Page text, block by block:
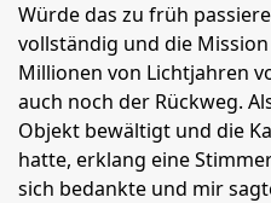
Würde das zu früh
vollständig und die
Millionen von Lichtjahren
auch noch der Rückweg.
Objekt bewältigt und die
hatte, erklang eine
sich bedankte und mir